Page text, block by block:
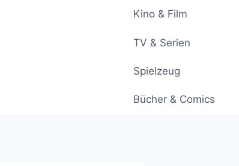
Kino & Film
TV & Serien
Spielzeug
Bücher & Comics